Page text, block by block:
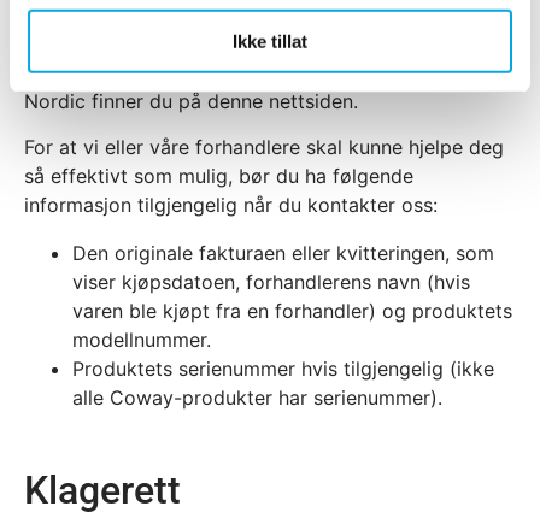
Ikke tillat
kontakt Albion Nordics kundeservice dersom du
kjøpte produktet på Coway.no, eller hos forhandleren
du kjøpte produktet fra. Kontaktdetaljer for Albion
Nordic finner du på denne nettsiden.
For at vi eller våre forhandlere skal kunne hjelpe deg
så effektivt som mulig, bør du ha følgende
informasjon tilgjengelig når du kontakter oss:
Den originale fakturaen eller kvitteringen, som
viser kjøpsdatoen, forhandlerens navn (hvis
varen ble kjøpt fra en forhandler) og produktets
modellnummer.
Produktets serienummer hvis tilgjengelig (ikke
alle Coway-produkter har serienummer).
Klagerett